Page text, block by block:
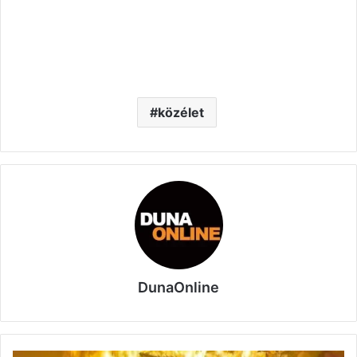
közélet
DunaOnline